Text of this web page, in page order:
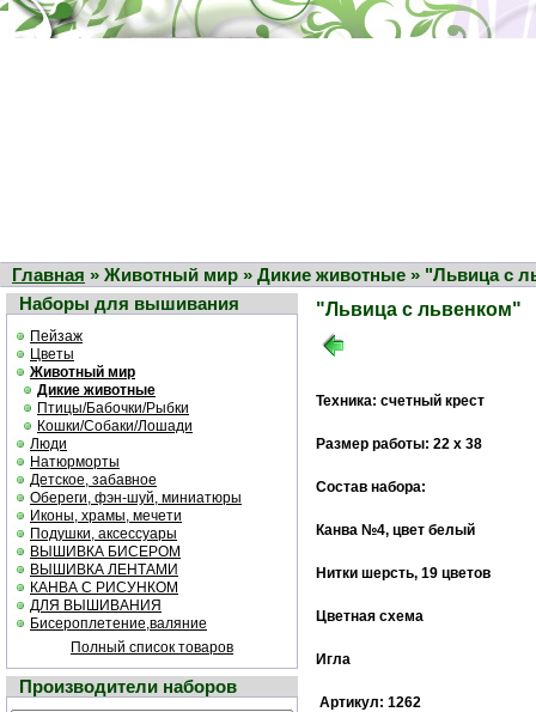
Главная » Животный мир » Дикие животные » "Львица с
Наборы для вышивания
Пейзаж
Цветы
Животный мир
Дикие животные
Птицы/Бабочки/Рыбки
Кошки/Собаки/Лошади
Люди
Натюрморты
Детское, забавное
Обереги, фэн-шуй, миниатюры
Иконы, храмы, мечети
Подушки, аксессуары
ВЫШИВКА БИСЕРОМ
ВЫШИВКА ЛЕНТАМИ
КАНВА С РИСУНКОМ
ДЛЯ ВЫШИВАНИЯ
Бисероплетение,валяние
Полный список товаров
Производители наборов
"Львица с львенком"
Техника: счетный крест
Размер работы: 22 х 38
Состав набора:
Канва №4, цвет белый
Нитки шерсть, 19 цветов
Цветная cхема
Игла
Артикул: 1262